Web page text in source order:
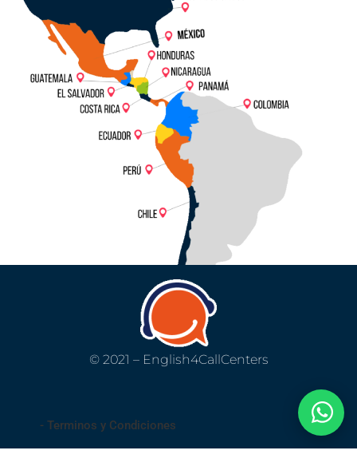
© 2021 – English4CallCenters
- Terminos y Condiciones